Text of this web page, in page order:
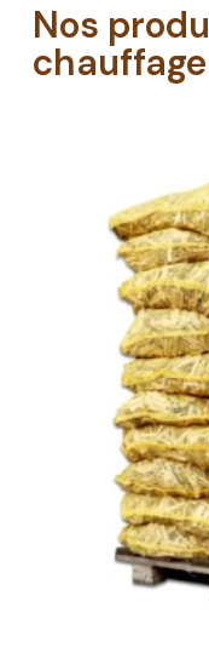
Nos
chauffage